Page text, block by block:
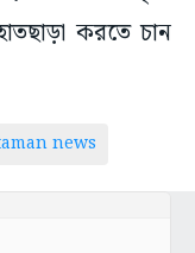
করতে চান
news